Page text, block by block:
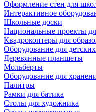
Оформление стен для
Интерактивное
Школьные доски
Национальные проекты
Квадрокоптеры для
Оборудование для
Деревянные планшеты
Мольберты
Оборудование для
Палитры
Рамки для батика
Столы для художника